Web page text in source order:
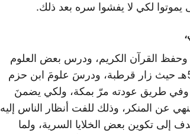
يموتوا لكي لا يفشوا سره بعد ذلك.
القرآن الكريم، ودرس بعض العلوم
الإسلامية في صباه، ثم ارتحل سنة خمسمئة وواحد 501هـ حيث زار قرطبة، ودرسَ علومَ ابن حزم
وفي طريق عودته مرّ بمكة، ولكي يضمنَ
عن المنكر، وذلك للفت أنظار الناس إليه
إلى تكوين بعض الخلايا السرية، ولما